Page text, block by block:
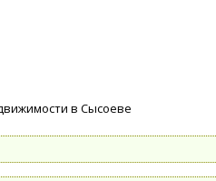
в Сысоеве